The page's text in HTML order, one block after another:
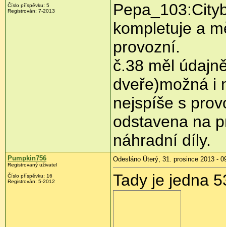
Číslo příspěvku: 5
Registrován: 7-2013
kompletuje a
provozní.
č.38 měl
dveře)možná i
nejspíše s
odstavena na
náhradní díly.
Pumpkin756
Registrovaný uživatel
Číslo příspěvku: 16
Registrován: 5-2012
Odesláno Úterý, 31. prosince 2013 -
Tady je jedna